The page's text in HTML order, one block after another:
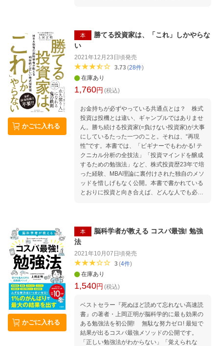
で勝つための傾向と対策がわかります。株価暴
落時の対応もわかります。株メンタルは、あな
ば、一生モノの「最強の武器」になるはずで
す。 はじめに 私は「株メンタル」で5億円の
壁を越えた！ 第1章 20万人のトレード調査で
わかったトップ3％投資家のメンタル！ 第2
行動経済学で学ぶ！株メンタルの武器 第4章
トップ3％投資家のマインドセット 第5章 実
践！株メンタル投資術 特別付録 23年間で5億
円を稼いだ秘蔵の投資術 おわりに トップ3％
の勝ち組投資家を目指そう！
かごに入れる
本
勝てる投資家は、「これ」しかやらな
い
2021年12月23日頃発売
3.73(28件)
在庫あり
1,760円 (税込)
お金持ちが必ずやっている共通点とは？ 株式
投資は投機とは違い、ギャンブルではありませ
ん。勝ち続ける投資家(=負けない投資家)が大事
にしているたった一つのこと。それは、“再現
性"です。本書では、「ビギナーでもわかる! テ
クニカル分析の全技法」「投資マインドを醸成
するための勉強法」など、株式投資歴23年で培
った経験、MBA理論に裏付けされた独自のメソ
ッドを惜しげもなく公開。本書で書かれている
とおりに投資と向き合えば、どんな人でも必ず
味のベテランには「特効薬」として本書を活用
いただけます、経営者としての顔を持ち多忙な
も活きる投資実践術」は必見です。
かごに入れる
本
脳科学者が教える コスパ最強! 勉強
法
2021年10月07日頃発売
3(4件)
在庫あり
1,540円 (税込)
ベストセラー『死ぬほど読めて忘れない高速読
書』の著者・上岡正明が脳科学的に最も効果の
ある勉強法を初公開! 無駄な努力ゼロ! 最短で
結果が出るコスパ最強メソッドの公開です。
「正しい勉強法がわからない」「覚えられな